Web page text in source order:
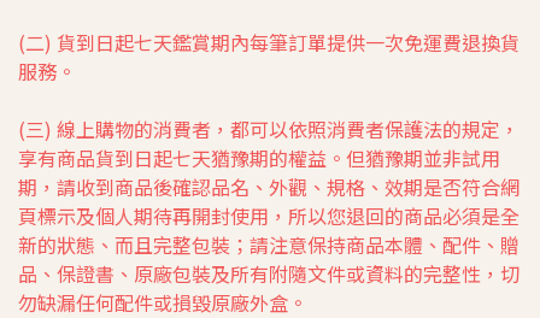
(二) 貨到日起七天鑑賞期內每筆訂單提供一次免運費退換貨
服務。
(三) 線上購物的消費者，都可以依照消費者保護法的規定，
享有商品貨到日起七天猶豫期的權益。但猶豫期並非試用
期，請收到商品後確認品名、外觀、規格、效期是否符合網
頁標示及個人期待再開封使用，所以您退回的商品必須是全
新的狀態、而且完整包裝；請注意保持商品本體、配件、贈
品、保證書、原廠包裝及所有附隨文件或資料的完整性，切
勿缺漏任何配件或損毀原廠外盒。